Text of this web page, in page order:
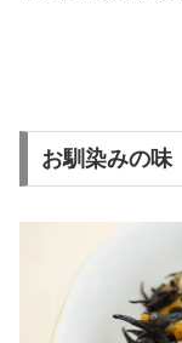
お馴染みの味